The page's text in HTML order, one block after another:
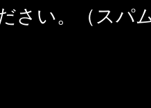
さい。（スパ